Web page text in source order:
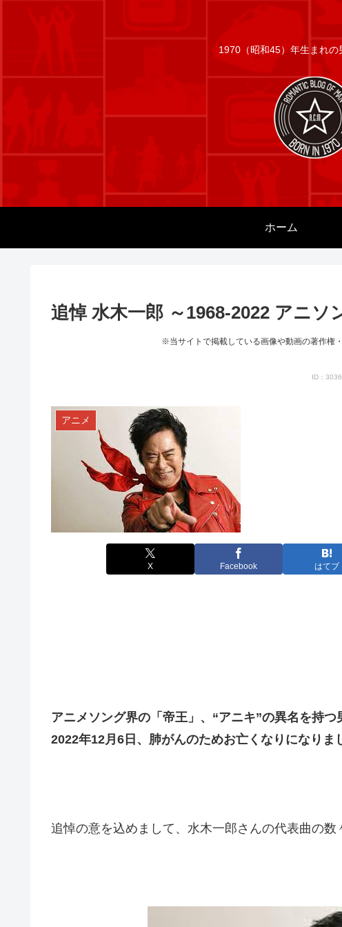
1970（昭和45）年生まれ
ホーム
追悼 水木一郎 ～1968-2022 アニソ
※当サイトで掲載している画像や動画の著作権
ID：3036
アニメ
X Facebook はてブ
アニメソング界の「帝王」、“アニキ”の異名を持つ
2022年12月6日、肺がんのためお亡くなりになりま
追悼の意を込めまして、水木一郎さんの代表曲の数